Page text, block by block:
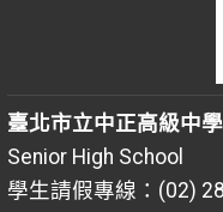
臺北市立中正高級中學
Senior High School
學生請假專線：(02)